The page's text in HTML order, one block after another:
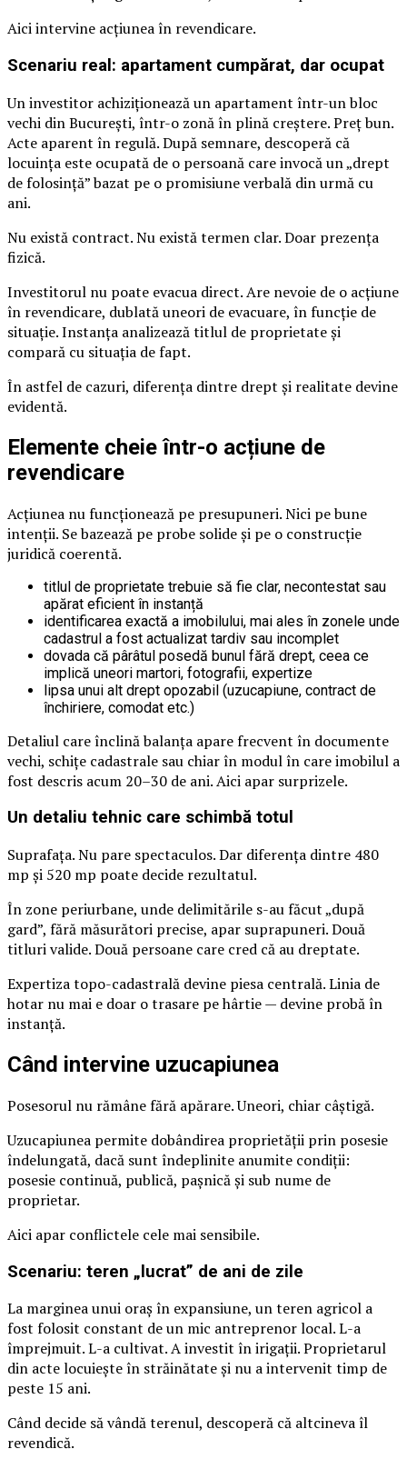
Aici intervine acțiunea în revendicare.
Scenariu real: apartament cumpărat, dar ocupat
Un investitor achiziționează un apartament într-un bloc
vechi din București, într-o zonă în plină creștere. Preț bun.
Acte aparent în regulă. După semnare, descoperă că
locuința este ocupată de o persoană care invocă un „drept
de folosință” bazat pe o promisiune verbală din urmă cu
ani.
Nu există contract. Nu există termen clar. Doar prezența
fizică.
Investitorul nu poate evacua direct. Are nevoie de o acțiune
în revendicare, dublată uneori de evacuare, în funcție de
situație. Instanța analizează titlul de proprietate și
compară cu situația de fapt.
În astfel de cazuri, diferența dintre drept și realitate devine
evidentă.
Elemente cheie într-o acțiune de
revendicare
Acțiunea nu funcționează pe presupuneri. Nici pe bune
intenții. Se bazează pe probe solide și pe o construcție
juridică coerentă.
titlul de proprietate trebuie să fie clar, necontestat sau
apărat eficient în instanță
identificarea exactă a imobilului, mai ales în zonele unde
cadastrul a fost actualizat tardiv sau incomplet
dovada că pârâtul posedă bunul fără drept, ceea ce
implică uneori martori, fotografii, expertize
lipsa unui alt drept opozabil (uzucapiune, contract de
închiriere, comodat etc.)
Detaliul care înclină balanța apare frecvent în documente
vechi, schițe cadastrale sau chiar în modul în care imobilul a
fost descris acum 20–30 de ani. Aici apar surprizele.
Un detaliu tehnic care schimbă totul
Suprafața. Nu pare spectaculos. Dar diferența dintre 480
mp și 520 mp poate decide rezultatul.
În zone periurbane, unde delimitările s-au făcut „după
gard”, fără măsurători precise, apar suprapuneri. Două
titluri valide. Două persoane care cred că au dreptate.
Expertiza topo-cadastrală devine piesa centrală. Linia de
hotar nu mai e doar o trasare pe hârtie — devine probă în
instanță.
Când intervine uzucapiunea
Posesorul nu rămâne fără apărare. Uneori, chiar câștigă.
Uzucapiunea permite dobândirea proprietății prin posesie
îndelungată, dacă sunt îndeplinite anumite condiții:
posesie continuă, publică, pașnică și sub nume de
proprietar.
Aici apar conflictele cele mai sensibile.
Scenariu: teren „lucrat” de ani de zile
La marginea unui oraș în expansiune, un teren agricol a
fost folosit constant de un mic antreprenor local. L-a
împrejmuit. L-a cultivat. A investit în irigații. Proprietarul
din acte locuiește în străinătate și nu a intervenit timp de
peste 15 ani.
Când decide să vândă terenul, descoperă că altcineva îl
revendică.